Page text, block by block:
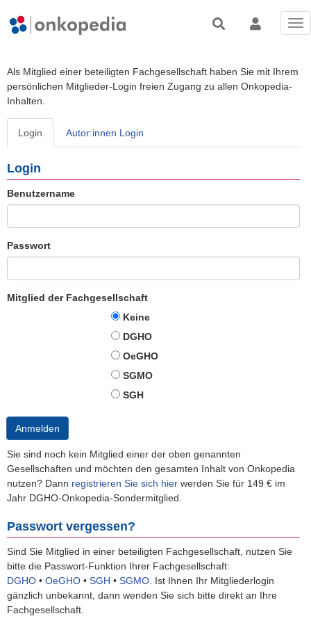
Als Mitglied einer beteiligten Fachgesellschaft haben Sie mit Ihrem
persönlichen Mitglieder-Login freien Zugang zu allen Onkopedia-
Inhalten.
Login Autor:innen Login
Login
Benutzername
Passwort
Mitglied der Fachgesellschaft
Keine
DGHO
OeGHO
SGMO
SGH
Anmelden
Sie sind noch kein Mitglied einer der oben genannten
Gesellschaften und möchten den gesamten Inhalt von Onkopedia
nutzen? Dann registrieren Sie sich hier werden Sie für 149 € im
Jahr DGHO-Onkopedia-Sondermitglied.
Passwort vergessen?
Sind Sie Mitglied in einer beteiligten Fachgesellschaft, nutzen Sie
bitte die Passwort-Funktion Ihrer Fachgesellschaft:
DGHO • OeGHO • SGH • SGMO Ist Ihnen Ihr Mitgliederlogin
gänzlich unbekannt, dann wenden Sie sich bitte direkt an Ihre
Fachgesellschaft.